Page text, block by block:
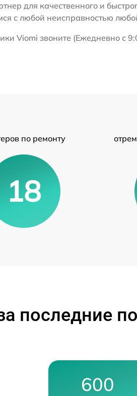
для качественного и
с любой неисправностью
Viomi звоните (Ежедневно с
по ремонту
18
последние
600